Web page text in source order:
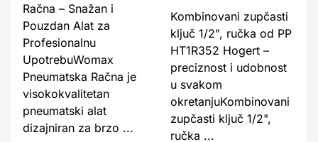
Račna – Snažan i
Pouzdan Alat za
Profesionalnu
UpotrebuWomax
Pneumatska Račna je
visokokvalitetan
pneumatski alat
dizajniran za brzo ...
Kombinovani zupčasti
ključ 1/2", ručka od PP
HT1R352 Hogert –
preciznost i udobnost
u svakom
okretanjuKombinovani
zupčasti ključ 1/2",
ručka ...